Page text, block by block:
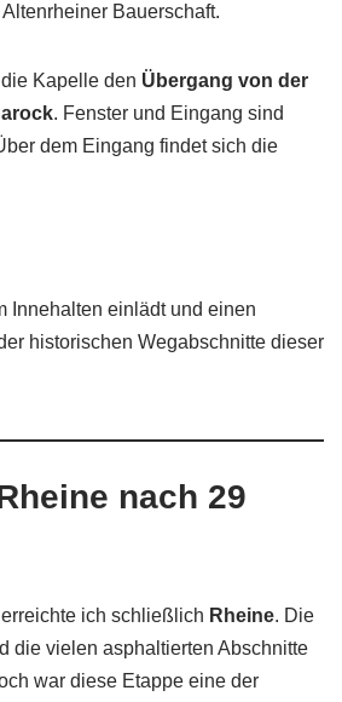
Bauerschaft.
Kapelle den Übergang von der
. Fenster und Eingang sind
dem Eingang findet sich die
Innehalten einlädt und einen
historischen Wegabschnitte dieser
nach 29
erreichte ich schließlich Rheine. Die
die vielen asphaltierten Abschnitte
war diese Etappe eine der